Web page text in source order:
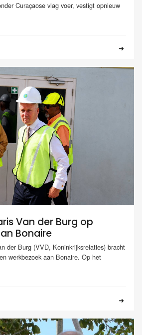
Curaçaose vlag voer, vestigt opnieuw
Van der Burg op
Bonaire
der Burg (VVD, Koninkrijksrelaties) bracht
werkbezoek aan Bonaire. Op het